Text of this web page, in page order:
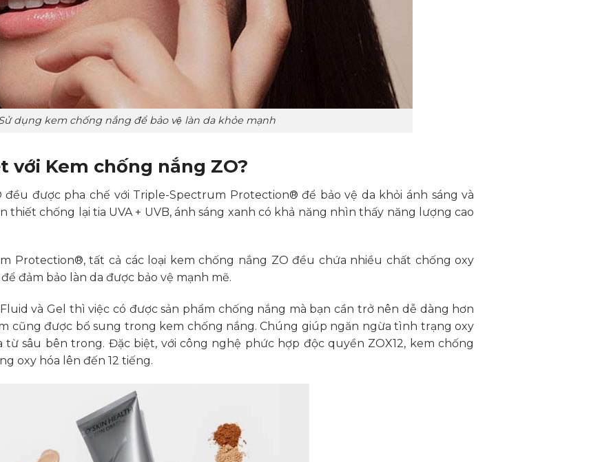
dụng kem chống nắng để bảo vệ làn da khỏe mạnh
với Kem chống nắng ZO?
đều được pha chế với Triple-Spectrum Protection® để bảo vệ da khỏi ánh sáng và
thiết chống lại tia UVA + UVB, ánh sáng xanh có khả năng nhìn thấy năng lượng cao
Protection®, tất cả các loại kem chống nắng ZO đều chứa nhiều chất chống oxy
đảm bảo làn da được bảo vệ mạnh mẽ.
và Gel thì việc có được sản phẩm chống nắng mà bạn cần trở nên dễ dàng hơn
cũng được bổ sung trong kem chống nắng. Chúng giúp ngăn ngừa tình trạng oxy
từ sâu bên trong. Đặc biệt, với công nghệ phức hợp độc quyền ZOX12, kem chống
oxy hóa lên đến 12 tiếng.